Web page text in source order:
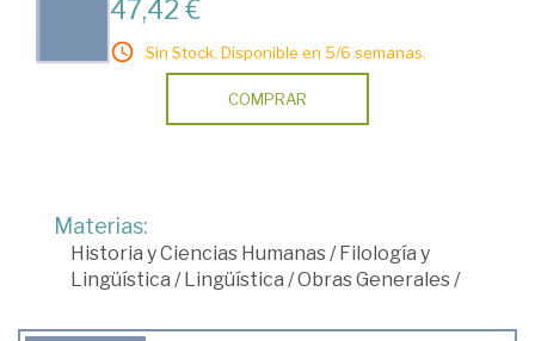
47,42 €
Sin Stock. Disponible en 5/6 semanas.
COMPRAR
Materias:
Historia y Ciencias Humanas/ Filología y
Lingüística / Lingüística /Obras Generales/